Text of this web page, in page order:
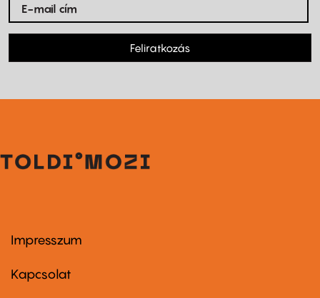
Feliratkozás
Footer
first
Impresszum
Kapcsolat